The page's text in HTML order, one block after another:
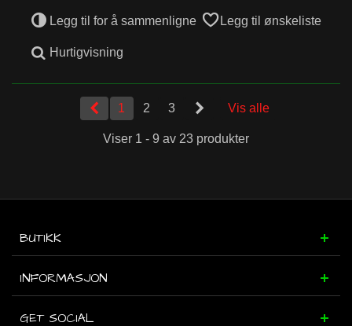
Legg til for å sammenligne Legg til ønskeliste
Hurtigvisning
1 2 3 Vis alle
Viser 1 - 9 av 23 produkter
BUTIKK
INFORMASJON
GET SOCIAL